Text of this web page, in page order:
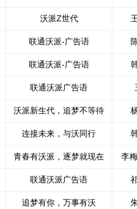
沃派Z世代
联通沃派-广告语
联通沃派-广告语
联通沃派广告语
沃派新生代，追梦不等待
连接未来，与沃同行
青春有沃派，逐梦就现在 李
联通沃派广告语
追梦有你，万事有沃